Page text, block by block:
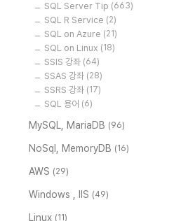
SQL Server Tip (663)
SQL R Service (2)
SQL on Azure (21)
SQL on Linux (18)
SSIS 강좌 (64)
SSAS 강좌 (28)
SSRS 강좌 (17)
SQL 용어 (6)
MySQL, MariaDB (96)
NoSql, MemoryDB (16)
AWS (29)
Windows , IIS (49)
Linux (11)